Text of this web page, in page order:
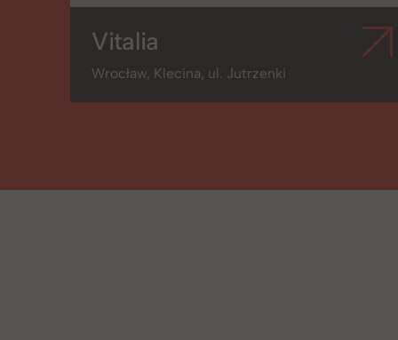
Vitalia
Wrocław, Klecina, ul. Jutrzenki